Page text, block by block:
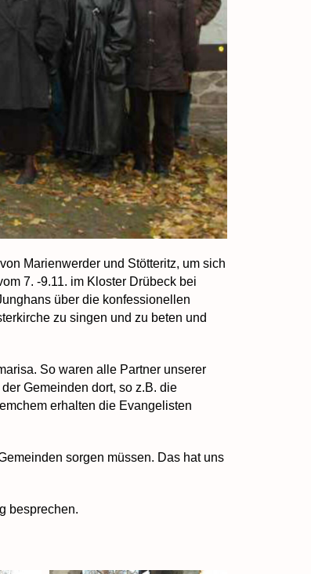
Marienwerder und Stötteritz, um sich
7. -9.11. im Kloster Drübeck bei
über die konfessionellen
zu singen und zu beten und
So waren alle Partner unserer
Gemeinden dort, so z.B. die
erhalten die Evangelisten
sorgen müssen. Das hat uns
besprechen.